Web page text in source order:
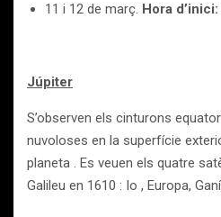
11 i 12 de març. Hora d’inici:
Júpiter
S’observen els cinturons
nuvoloses en la superfície
planeta . Es veuen els quatre
Galileu en 1610 : Io , Europa,